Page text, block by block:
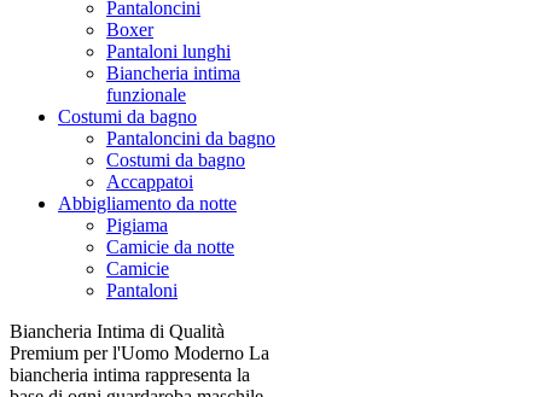
Pantaloncini
Boxer
Pantaloni lunghi
Biancheria intima
funzionale
Costumi da bagno
Pantaloncini da bagno
Costumi da bagno
Accappatoi
Abbigliamento da notte
Pigiama
Camicie da notte
Camicie
Pantaloni
Biancheria Intima di Qualità
Premium per l'Uomo Moderno La
biancheria intima rappresenta la